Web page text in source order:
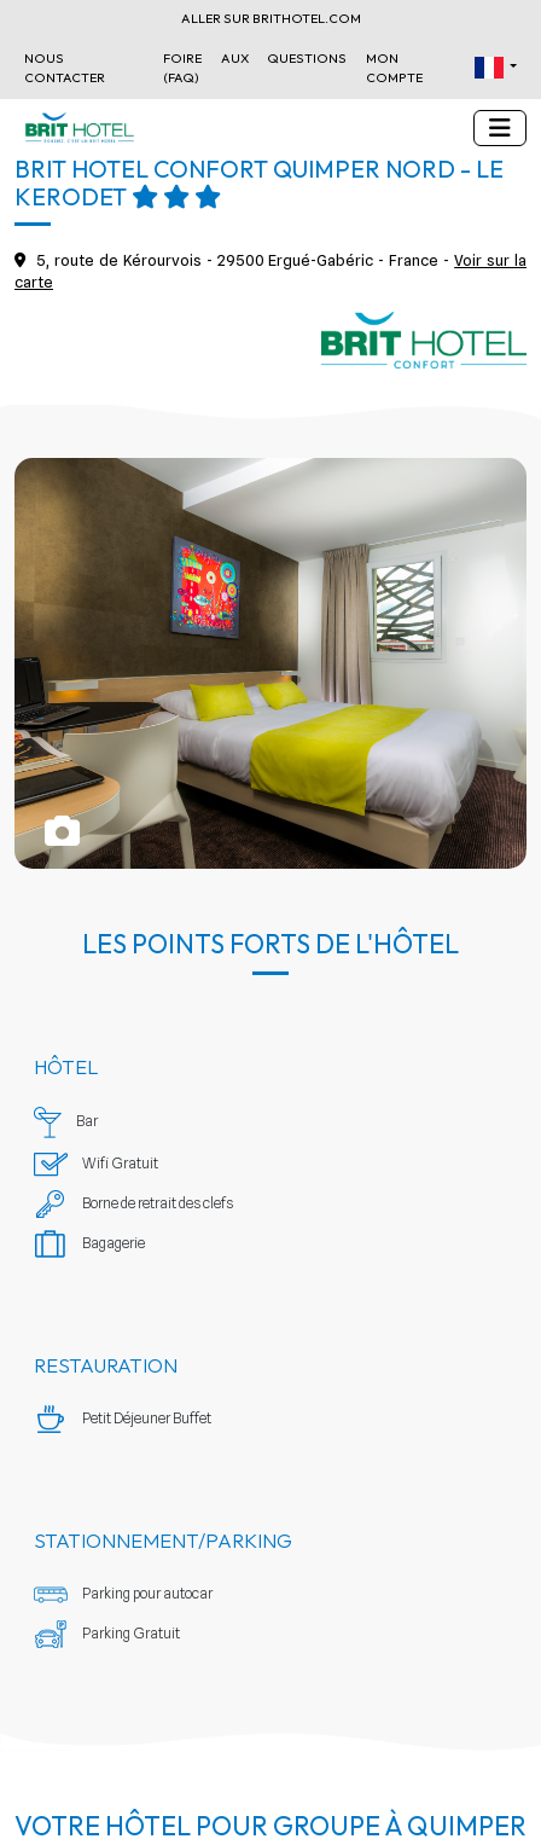
ALLER SUR BRITHOTEL.COM
NOUS
CONTACTER
FOIRE AUX QUESTIONS
(FAQ)
MON
COMPTE
BRIT HOTEL CONFORT QUIMPER NORD - LE
KERODET
5, route de Kérourvois - 29500 Ergué-Gabéric - France -Voir sur la
carte
LES POINTS FORTS DE L'HÔTEL
HÔTEL
Bar
Wifi Gratuit
Borne de retrait des clefs
Bagagerie
RESTAURATION
Petit Déjeuner Buffet
STATIONNEMENT/PARKING
Parking pour autocar
Parking Gratuit
VOTRE HÔTEL POUR GROUPE À QUIMPER